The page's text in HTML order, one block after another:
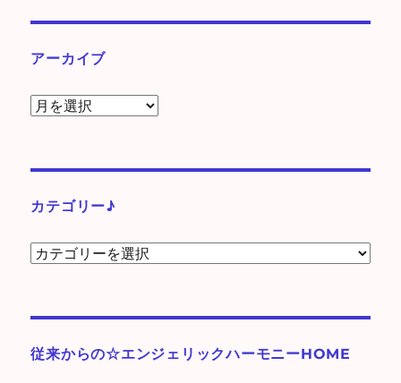
アーカイブ
ア
ブ
カテゴリー♪
カ
ー
従来からの☆エンジェリックハーモニーHOME